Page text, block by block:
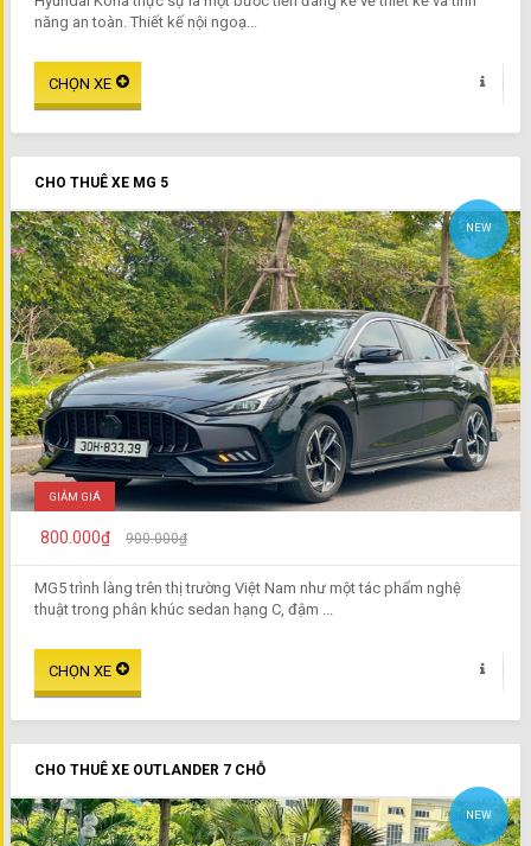
năng an toàn. Thiết kế nội ngoạ...
CHO THUÊ XE MG 5
NEW
GIẢM GIÁ
800.000₫ 900.000₫
MG5 trình làng trên thị trường Việt Nam như một tác phẩm nghệ
thuật trong phân khúc sedan hạng C, đậm ...
CHO THUÊ XE OUTLANDER 7 CHỖ
NEW